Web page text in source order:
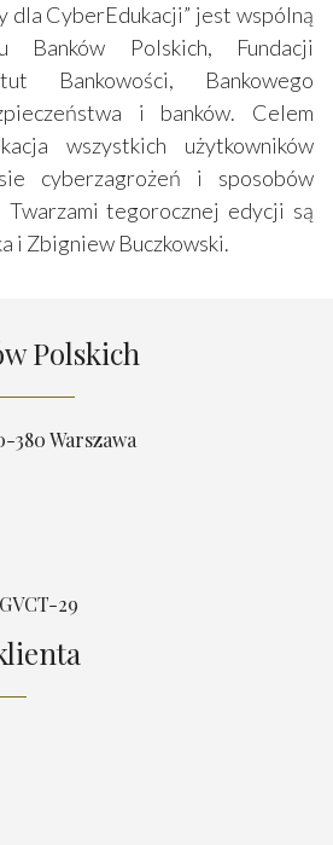
dla CyberEdukacji” jest wspólną
Banków Polskich, Fundacji
Bankowości, Bankowego
i banków. Celem
wszystkich użytkowników
cyberzagrożeń i sposobów
tegorocznej edycji są
i Zbigniew Buczkowski.
Polskich
380 Warszawa
29